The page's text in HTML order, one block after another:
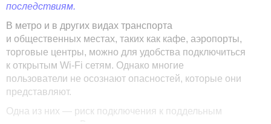
последствиям.
В метро и в других видах транспорта
и общественных местах, таких как кафе, аэропорты,
торговые центры, можно для удобства подключиться
к открытым Wi-Fi сетям. Однако многие
пользователи не осознают опасностей, которые они
представляют.
Одна из них — риск подключения к поддельным